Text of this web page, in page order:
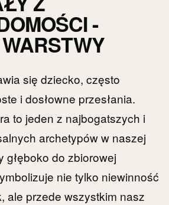
-
się dziecko, często
i dosłowne przesłania.
to jeden z najbogatszych i
archetypów w naszej
głęboko do zbiorowej
nie tylko niewinność
ale przede wszystkim nasz